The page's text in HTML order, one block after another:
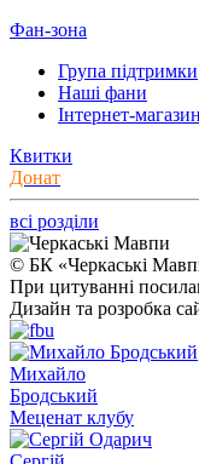
Фан-зона
Група підтримки
Наші фани
Інтернет-магазин
Квитки
Донат
всі розділи
© БК «Черкаські
При цитуванні
Дизайн та розробка
Михайло
Бродський
Меценат клубу